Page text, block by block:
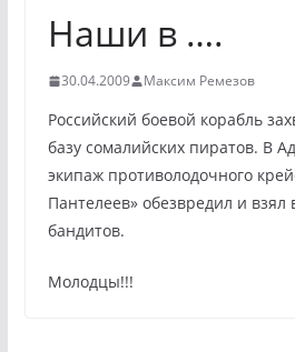
Наши в ….
30.04.2009 Максим Ремезов
Российский боевой корабль
базу сомалийских пиратов. В
экипаж противолодочного
Пантелеев» обезвредил и взял
бандитов.
Молодцы!!!